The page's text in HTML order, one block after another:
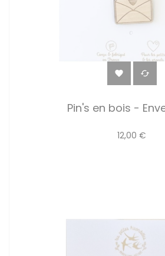
 
Pin's en bois -
12,00 €